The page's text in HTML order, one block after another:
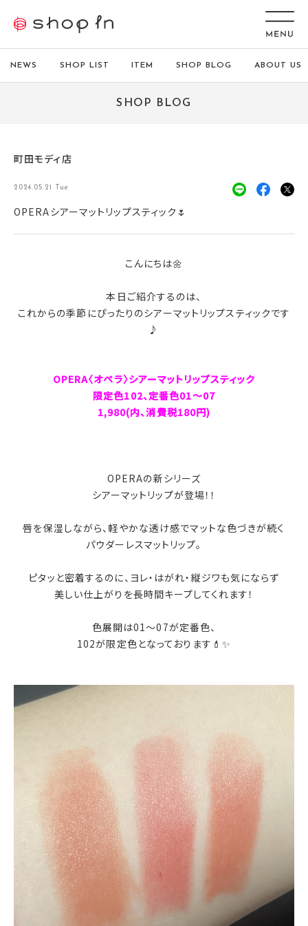
NEWS SHOP LIST ITEM SHOP BLOG ABOUT US
SHOP BLOG
町田モディ店
2024.05.21 Tue
OPERAシアーマットリップスティック🌷
こんにちは🌼
本日ご紹介するのは、
これからの季節にぴったりのシアーマットリップスティックです
♪
OPERA〈オペラ〉シアーマットリップスティック
限定色102、定番色01～07
1,980(内、消費税180円)
OPERAの新シリーズ
シアーマットリップが登場！！
唇を保湿しながら、軽やかな透け感でマットな色づきが続く
パウダーレスマットリップ。
ピタッと密着するのに、ヨレ・はがれ・縦ジワも気にならず
美しい仕上がりを長時間キープしてくれます！
色展開は01～07が定番色、
102が限定色となっております💄✨